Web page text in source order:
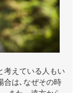
考えている人もい
合は､なぜその時